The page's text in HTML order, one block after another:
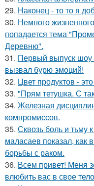
29. Наконец - то то я
30. Немного
попадается тема
Деревню".
31. Первый выпуск шоу
вызвал бурю эмоций!
32. Цвет продуктов -
33. "Прям тетушка. С
34. Железная
компромиссов.
35. Сквозь боль и тьму
маласаев показал, как
борьбы с раком.
36. Всем привет! Меня
влюбить вас в свое